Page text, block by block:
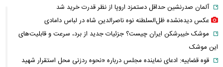
آلمان صدرنشین حداقل دستمزد اروپا از نظر قدرت خرید شد
عکس دیده‌نشده ظل‌السلطنه نوه ناصرالدین شاه در لباس دامادی
موشک خیبرشکن ایران چیست؟ جزئیات جدید از برد، سرعت و قابلیت‌های
این موشک
قوه قضاییه: ادعای نماینده مجلس درباره «نحوه ردزنی محل استقرار شهید